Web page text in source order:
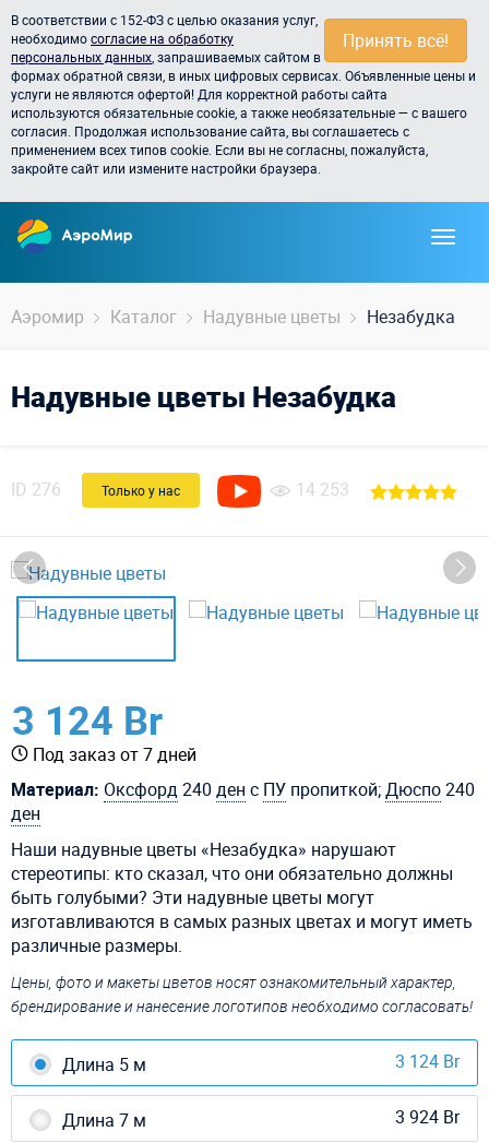
Принять всё!
В соответствии с 152-ФЗ с целью оказания услуг,
необходимосогласие на обработку
персональных данных , запрашиваемых сайтом в
формах обратной связи, в иных цифровых сервисах. Объявленные цены и
услуги не являются офертой! Для корректной работы сайта
используются обязательные cookie, а также необязательные — с вашего
согласия. Продолжая использование сайта, вы соглашаетесь с
применением всех типов cookie. Если вы не согласны, пожалуйста,
закройте сайт или измените настройки браузера.
Аэромир Каталог Надувные цветы Незабудка
Надувные цветы Незабудка
ID 276 Только у нас 14 253
3 124 Br
Под заказ от 7 дней
Материал: Оксфорд240 ден с ПУ пропиткой;Дюспо240
ден
Наши надувные цветы «Незабудка» нарушают
стереотипы: кто сказал, что они обязательно должны
быть голубыми? Эти надувные цветы могут
изготавливаются в самых разных цветах и могут иметь
различные размеры.
Цены, фото и макеты цветов носят ознакомительный характер,
брендирование и нанесение логотипов необходимо согласовать!
Длина 5 м 3 124 Br
Длина 7 м 3 924 Br